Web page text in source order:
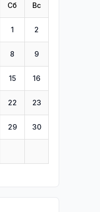
Сб Вс
1 2
8 9
15 16
22 23
29 30